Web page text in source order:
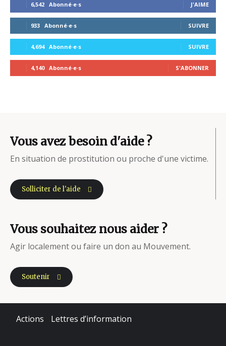
6,542 Abonné·e·s J'AIME
933 Abonné·e·s SUIVRE
4,694 Abonné·e·s SUIVRE
4,140 Abonné·e·s S'ABONNER
Vous avez besoin d'aide ?
En situation de prostitution ou proche d'une victime.
Solliciter de l'aide
Vous souhaitez nous aider ?
Agir localement ou faire un don au Mouvement.
Soutenir
Actions Lettres d’information